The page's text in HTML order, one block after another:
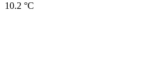
10.2 °C